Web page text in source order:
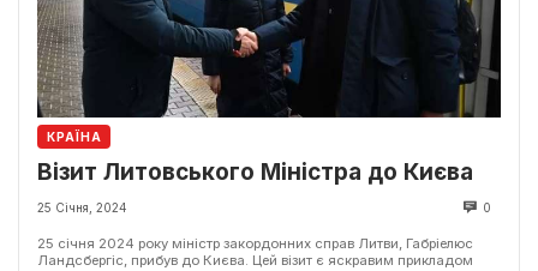
КРАЇНА
Візит Литовського Міністра до Києва
25 Січня, 2024 0
25 січня 2024 року міністр закордонних справ Литви, Габріелюс
Ландсбергіс, прибув до Києва. Цей візит є яскравим прикладом